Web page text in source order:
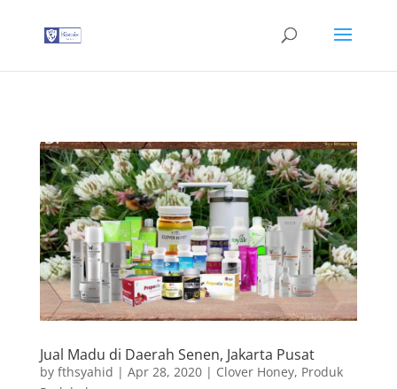
Jual Madu di Daerah Senen, Jakarta Pusat
by fthsyahid | Apr 28, 2020| Clover Honey, Produk